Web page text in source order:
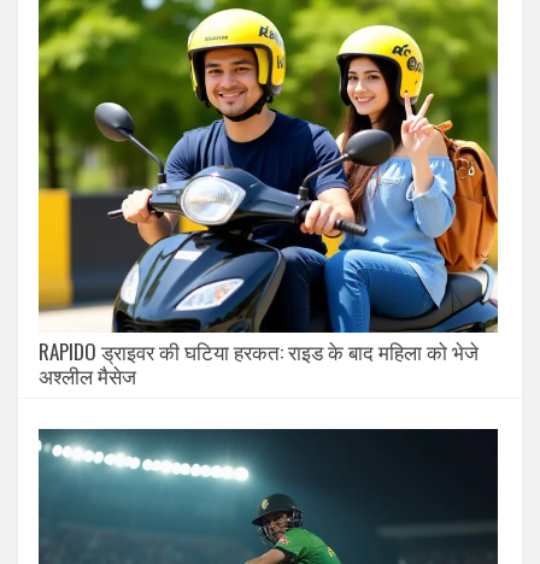
RAPIDO ड्राइवर की घटिया हरकत: राइड के बाद महिला को भेजे
अश्लील मैसेज